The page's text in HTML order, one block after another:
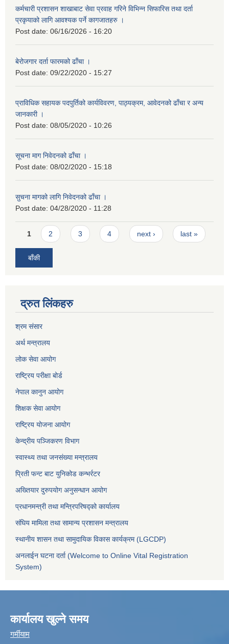
कर्मचारी प्रशासन शाखाबाट सेवा प्रवाह गरिने विभिन्न सिफारिस तथा दर्ता
प्रकृयाको लागि आवश्यक पर्ने कागजातहरु ।
Post date: 06/16/2026 - 16:20
बेरोजगार दर्ता फारमको ढाँचा ।
Post date: 09/22/2020 - 15:27
प्राविधिक सहायक पदपुर्तिको कार्यविवरण, पाठ्यक्रम, आवेदनको ढाँचा र अन्य
जानकारी ।
Post date: 08/05/2020 - 10:26
सूचना माग निवेदनको ढाँचा ।
Post date: 08/02/2020 - 15:18
सुचना मागको लागि निवेदनको ढाँचा ।
Post date: 04/28/2020 - 11:28
Pages
1 2 3 4 next › last »
बाँकी
द्रुत लिंकहरु
श्रम संसार
अर्थ मन्त्रालय
लोक सेवा आयोग
राष्ट्रिय परीक्षा बोर्ड
नेपाल कानुन आयोग
शिक्षक सेवा आयोग
राष्ट्रिय योजना आयोग
केन्द्रीय पञ्जिकरण विभाग
स्वास्थ्य तथा जनसंख्या मन्त्रालय
प्रिती फन्ट बाट युनिकोड कन्भर्रटर
अख्तियार दुरुपयोग अनुसन्धान आयोग
प्रधानमन्त्री तथा मन्त्रिपरिषद्को कार्यालय
संघिय मामिला तथा सामान्य प्रशासन मन्त्रालय
स्थानीय शासन तथा सामुदायिक विकास कार्यक्रम (LGCDP)
अनलाईन घटना दर्ता (Welcome to Online Vital Registration
System)
कार्यालय खुल्ने समय
गर्मीयाम